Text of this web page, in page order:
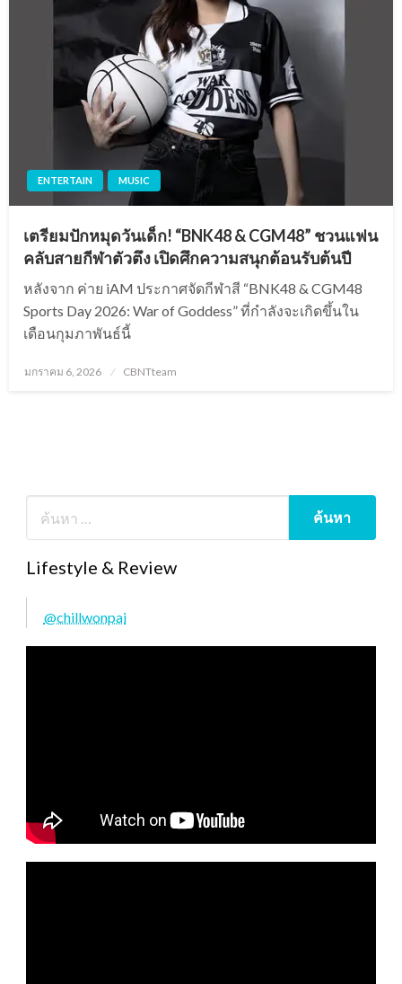
ENTERTAIN MUSIC
เตรียมปักหมุดวันเด็ก! “BNK48 & CGM48” ชวนแฟน
คลับสายกีฬาตัวตึง เปิดศึกความสนุกต้อนรับต้นปี
หลังจาก ค่าย iAM ประกาศจัดกีฬาสี “BNK48 & CGM48
Sports Day 2026: War of Goddess” ที่กำลังจะเกิดขึ้นใน
เดือนกุมภาพันธ์นี้
Posted
มกราคม 6, 2026 CBNTteam
Lifestyle & Review
@chillwonpai